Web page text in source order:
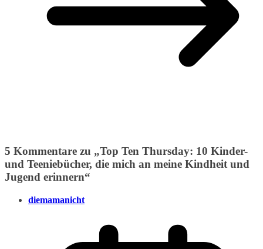
5 Kommentare zu „Top Ten Thursday: 10 Kinder-
und Teeniebücher, die mich an meine Kindheit und
Jugend erinnern“
diemamanicht